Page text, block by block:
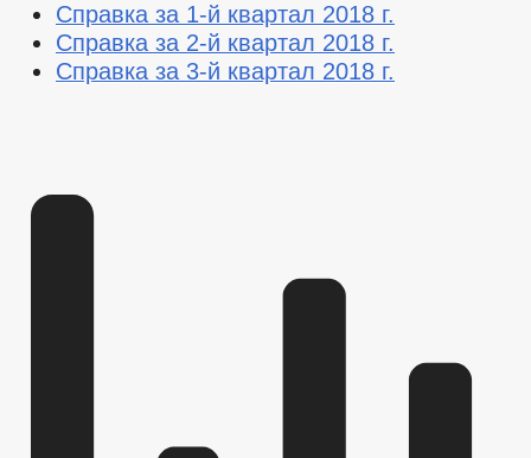
Справка за 1-й квартал 2018 г.
Справка за 2-й квартал 2018 г.
Справка за 3-й квартал 2018 г.